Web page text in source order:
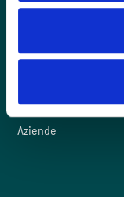
Domande frequenti
Cosa facciamo
Aziende